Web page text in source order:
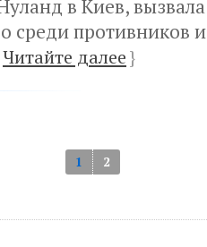
в Киев,
среди противников
Читайте далее}
1 2